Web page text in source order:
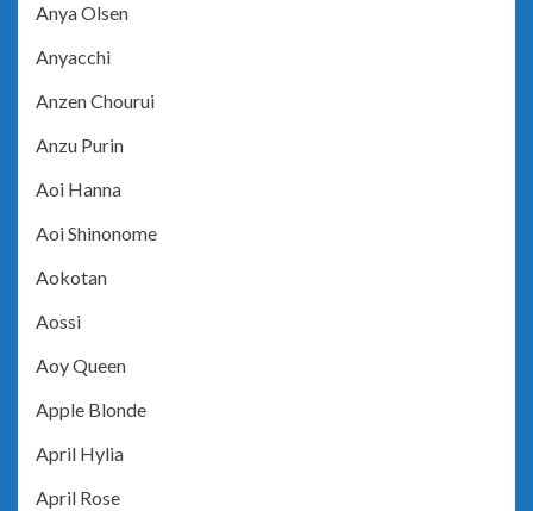
Anya Olsen
Anyacchi
Anzen Chourui
Anzu Purin
Aoi Hanna
Aoi Shinonome
Aokotan
Aossi
Aoy Queen
Apple Blonde
April Hylia
April Rose